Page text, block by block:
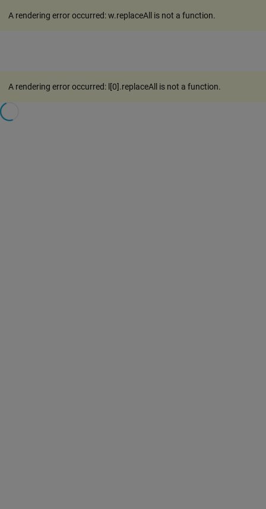
A rendering error occurred:w.replaceAll is not a function.
A rendering error occurred: l[0].replaceAll is not a function.